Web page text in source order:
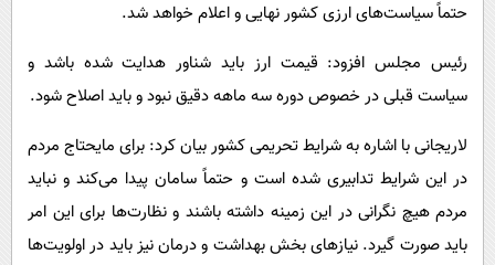
حتماً سیاست‌‌‌های ارزی کشور نهایی و اعلام خواهد شد.
رئیس مجلس افزود: قیمت ارز باید شناور هدایت شده باشد و
سیاست قبلی در خصوص دوره سه ماهه دقیق نبود و باید اصلاح شود.
لاریجانی با اشاره به شرایط تحریمی کشور بیان کرد: برای مایحتاج مردم
در این شرایط تدابیری شده است و حتماً سامان پیدا می‌‌‌‌‌‌کند و نباید
مردم هیچ نگرانی در این زمینه داشته باشند و نظارت‌‌‌ها برای این امر
باید صورت گیرد. نیازهای بخش بهداشت و درمان نیز باید در اولویت‌‌ها